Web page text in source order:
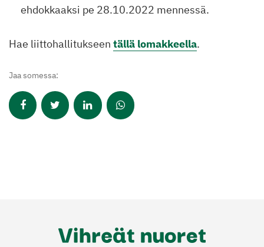
ehdokkaaksi pe 28.10.2022 mennessä.
Hae liittohallitukseen tällä lomakkeella.
Jaa somessa: